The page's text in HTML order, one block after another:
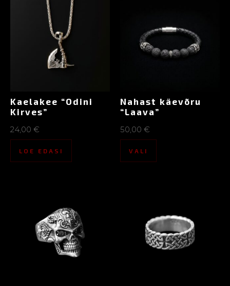
Kaelakee “Odini
Kirves”
24,00 €
LOE EDASI
Nahast käevõru
“Laava”
50,00 €
VALI